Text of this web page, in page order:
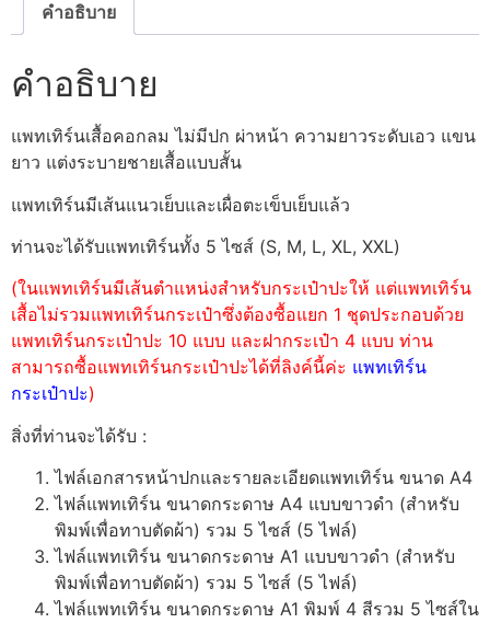
คำอธิบาย
คำอธิบาย
แพทเทิร์นเสื้อคอกลม ไม่มีปก ผ่าหน้า ความยาวระดับเอว แขน
ยาว แต่งระบายชายเสื้อแบบสั้น
แพทเทิร์นมีเส้นแนวเย็บและเผื่อตะเข็บเย็บแล้ว
ท่านจะได้รับแพทเทิร์นทั้ง 5 ไซส์ (S, M, L, XL, XXL)
(ในแพทเทิร์นมีเส้นตำแหน่งสำหรับกระเป๋าปะให้ แต่แพทเทิร์น
เสื้อไม่รวมแพทเทิร์นกระเป๋าซึ่งต้องซื้อแยก 1 ชุดประกอบด้วย
แพทเทิร์นกระเป๋าปะ 10 แบบ และฝากระเป๋า 4 แบบ ท่าน
สามารถซื้อแพทเทิร์นกระเป๋าปะได้ที่ลิงค์นี้ค่ะ แพทเทิร์น
กระเป๋าปะ)
สิ่งที่ท่านจะได้รับ :
ไฟล์เอกสารหน้าปกและรายละเอียดแพทเทิร์น ขนาด A4
ไฟล์แพทเทิร์น ขนาดกระดาษ A4 แบบขาวดำ (สำหรับ
พิมพ์เพื่อทาบตัดผ้า) รวม 5 ไซส์ (5 ไฟล์)
ไฟล์แพทเทิร์น ขนาดกระดาษ A1 แบบขาวดำ (สำหรับ
พิมพ์เพื่อทาบตัดผ้า) รวม 5 ไซส์ (5 ไฟล์)
ไฟล์แพทเทิร์น ขนาดกระดาษ A1 พิมพ์ 4 สีรวม 5 ไซส์ใน